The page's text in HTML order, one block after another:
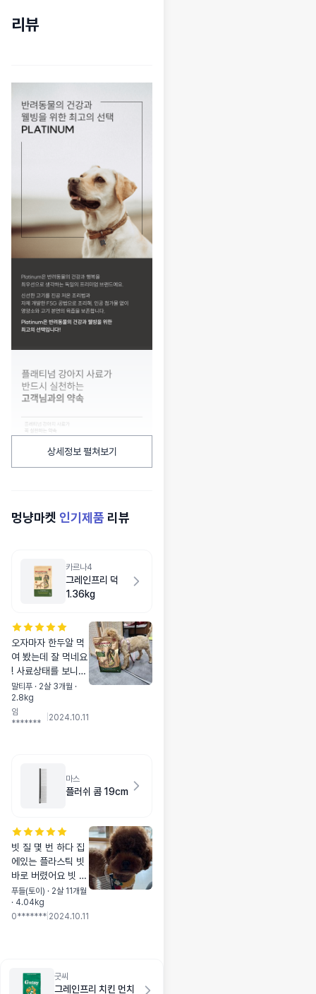
리뷰
상세정보 펼쳐보기
멍냥마켓 인기제품 리뷰
카르나4
그레인프리 덕
1.36kg
오자마자 한두알 먹
여 봤는데 잘 먹네요
! 사료상태를 보니
신경써서 만든것 같
아 울 강쥐한테 마음
놓고 먹여도 될듯합
말티푸 · 2살 3개월 ·
2.8kg
임
*******
2024.10.11
마스
플러쉬 콤 19cm
빗 질 몇 번 하다 집
에있는 플라스틱 빗
바로 버렸어요 빗 하
나 바꿨다고 이렇게
애가 딜라지다니요
..^^
푸들(토이) · 2살 11개월
· 4.04kg
0******* 2024.10.11
굿씨
그레인프리 치킨 먼치